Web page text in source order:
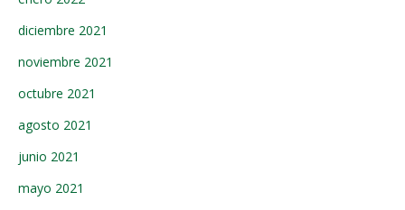
diciembre 2021
noviembre 2021
octubre 2021
agosto 2021
junio 2021
mayo 2021